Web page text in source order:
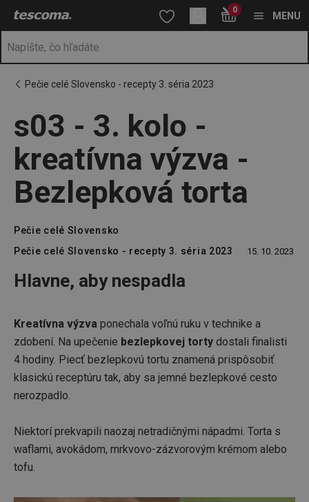
Nachádzate sa na stránke s03 - 3. kolo - kreatívna výzva -
Prejsť na hlavný obsah
Prejsť na vyhľadávanie
Prejsť na navigáciu 0
MENU
Pečie celé Slovensko - recepty 3. séria 2023
s03 - 3. kolo -
kreatívna výzva -
Bezlepková torta
Pečie celé Slovensko
Pečie celé Slovensko - recepty 3. séria 2023
15. 10. 2023
Hlavne, aby nespadla
Kreatívna výzva ponechala voľnú ruku v technike a
zdobení. Na upečenie bezlepkovej torty dostali finalisti
4 hodiny. Piecť bezlepkovú tortu znamená prispôsobiť
klasickú receptúru tak, aby sa jemné bezlepkové cesto
nerozpadlo.
Niektorí prekvapili naozaj netradičnými nápadmi. Torta s
waflami, avokádom, mrkvovo-zázvorovým krémom alebo
tofu.